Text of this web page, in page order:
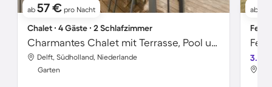
ab 57 € pro Nacht
Chalet ∙ 4 Gäste ∙ 2 Schlafzimmer
Charmantes Chalet mit Terrasse, Pool und Garten | Strand in der Nähe
Delft, Südholland, Niederlande
Garten
ab
3.8